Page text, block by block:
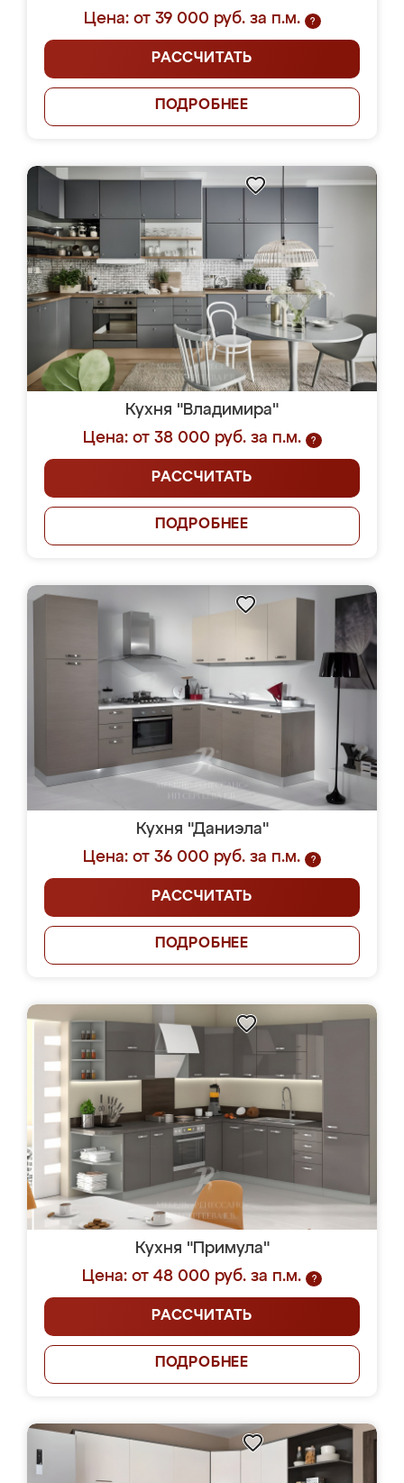
Цена: от 39 000 руб. за п.м.
?
РАССЧИТАТЬ
ПОДРОБНЕЕ
Кухня "Владимира"
Цена: от 38 000 руб. за п.м.
?
РАССЧИТАТЬ
ПОДРОБНЕЕ
Кухня "Даниэла"
Цена: от 36 000 руб. за п.м.
?
РАССЧИТАТЬ
ПОДРОБНЕЕ
Кухня "Примула"
Цена: от 48 000 руб. за п.м.
?
РАССЧИТАТЬ
ПОДРОБНЕЕ